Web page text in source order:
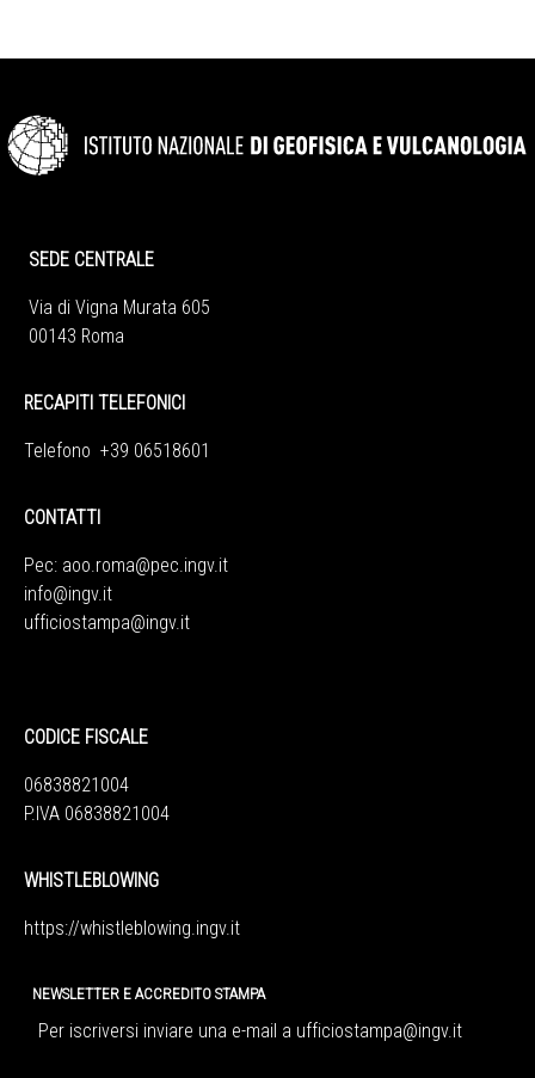
SEDE CENTRALE
Via di Vigna Murata 605
00143 Roma
RECAPITI TELEFONICI
Telefono +39 06518601
CONTATTI
Pec: aoo.roma@pec.ingv.it
info@ingv.it
ufficiostampa@ingv.it
CODICE FISCALE
06838821004
P.IVA 06838821004
WHISTLEBLOWING
https://whistleblowing.ingv. it
NEWSLETTER E ACCREDITO STAMPA
Per iscriversi inviare una e-mail a ufficiostampa@ingv.it